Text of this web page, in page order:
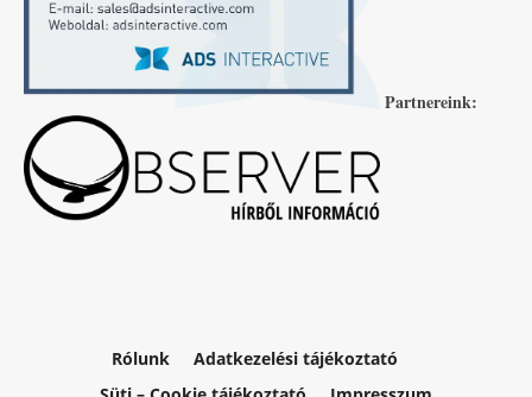
Partnereink:
Rólunk
Adatkezelési tájékoztató